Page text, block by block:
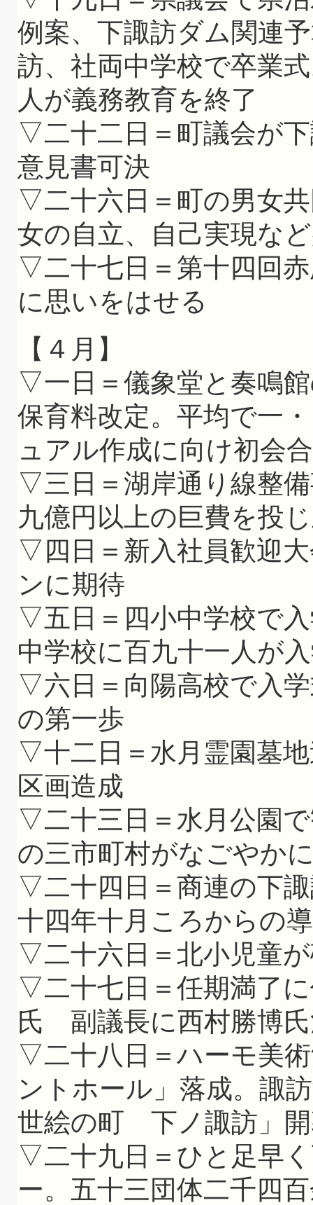
例案、下諏訪ダム関連
訪、社両中学校で卒業
人が義務教育を終了
▽二十二日＝町議会が
意見書可決
▽二十六日＝町の男女
女の自立、自己実現な
▽二十七日＝第十四回
に思いをはせる
【４月】
▽一日＝儀象堂と奏鳴
保育料改定。平均で一
ュアル作成に向け初会合
▽三日＝湖岸通り線整
九億円以上の巨費を投
▽四日＝新入社員歓迎
ンに期待
▽五日＝四小中学校で
中学校に百九十一人が
▽六日＝向陽高校で入
の第一歩
▽十二日＝水月霊園墓
区画造成
▽二十三日＝水月公園
の三市町村がなごやか
▽二十四日＝商連の下
十四年十月ころからの
▽二十六日＝北小児童
▽二十七日＝任期満了
氏 副議長に西村勝博
▽二十八日＝ハーモ美
ントホール」落成。諏
世絵の町 下ノ諏訪」
▽二十九日＝ひと足早
ー。五十三団体二千四